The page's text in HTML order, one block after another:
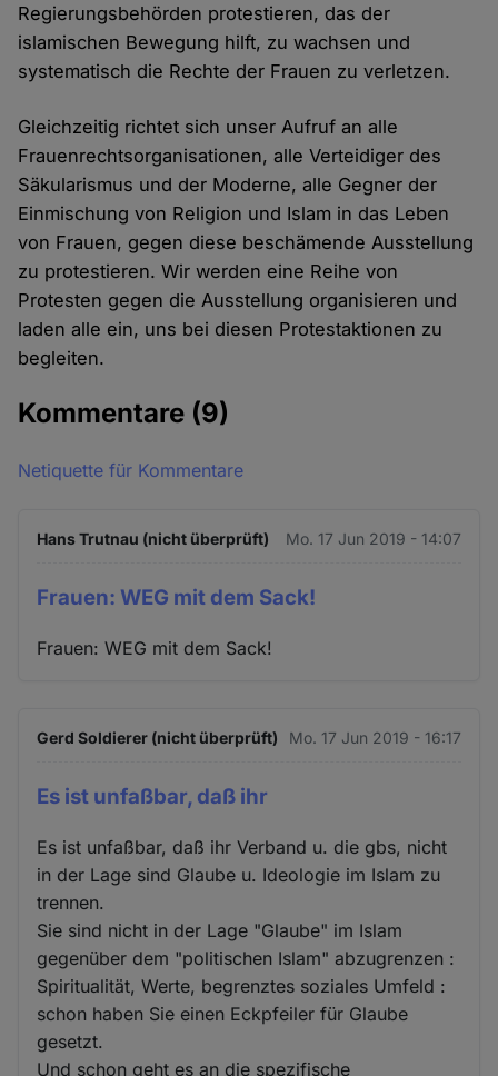
Regierungsbehörden protestieren, das der
islamischen Bewegung hilft, zu wachsen und
systematisch die Rechte der Frauen zu verletzen.
Gleichzeitig richtet sich unser Aufruf an alle
Frauenrechtsorganisationen, alle Verteidiger des
Säkularismus und der Moderne, alle Gegner der
Einmischung von Religion und Islam in das Leben
von Frauen, gegen diese beschämende Ausstellung
zu protestieren. Wir werden eine Reihe von
Protesten gegen die Ausstellung organisieren und
laden alle ein, uns bei diesen Protestaktionen zu
begleiten.
Kommentare (9)
Netiquette für Kommentare
Hans Trutnau (nicht überprüft) Mo. 17 Jun 2019 - 14:07
Frauen: WEG mit dem Sack!
Frauen: WEG mit dem Sack!
Gerd Soldierer (nicht überprüft) Mo. 17 Jun 2019 - 16:17
Es ist unfaßbar, daß ihr
Es ist unfaßbar, daß ihr Verband u. die gbs, nicht
in der Lage sind Glaube u. Ideologie im Islam zu
trennen.
Sie sind nicht in der Lage "Glaube" im Islam
gegenüber dem "politischen Islam" abzugrenzen :
Spiritualität, Werte, begrenztes soziales Umfeld :
schon haben Sie einen Eckpfeiler für Glaube
gesetzt.
Und schon geht es an die spezifische